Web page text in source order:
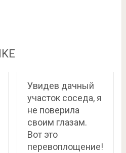
Увидев дачный
участок соседа, я
не поверила
своим глазам.
Вот это
перевоплощение!